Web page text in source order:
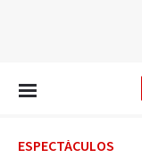
ESPECTÁCULOS